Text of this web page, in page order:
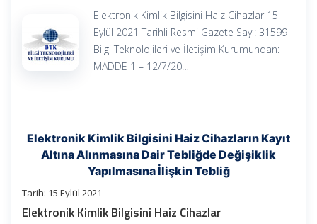
Elektronik Kimlik Bilgisini Haiz Cihazlar 15
Eylül 2021 Tarihli Resmi Gazete Sayı: 31599
Bilgi Teknolojileri ve İletişim Kurumundan:
MADDE 1 – 12/7/20…
Elektronik Kimlik Bilgisini Haiz Cihazların Kayıt
Altına Alınmasına Dair Tebliğde Değişiklik
Yapılmasına İlişkin Tebliğ
Tarih: 15 Eylül 2021
Elektronik Kimlik Bilgisini Haiz Cihazlar